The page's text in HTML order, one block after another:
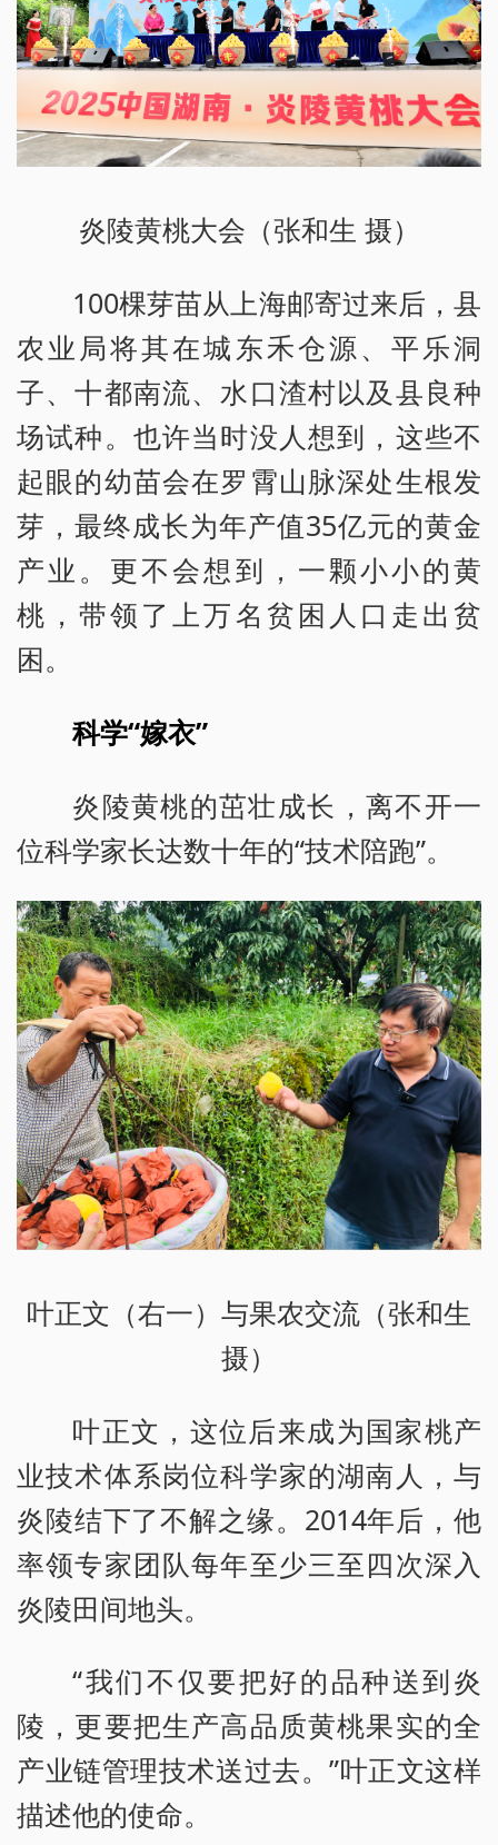
炎陵黄桃大会（张和生 摄）
100棵芽苗从上海邮寄过来后，县
农业局将其在城东禾仓源、平乐洞
子、十都南流、水口渣村以及县良种
场试种。也许当时没人想到，这些不
起眼的幼苗会在罗霄山脉深处生根发
芽，最终成长为年产值35亿元的黄金
产业。更不会想到，一颗小小的黄
桃，带领了上万名贫困人口走出贫
困。
科学“嫁衣”
炎陵黄桃的茁壮成长，离不开一
位科学家长达数十年的“技术陪跑”。
叶正文（右一）与果农交流（张和生
摄）
叶正文，这位后来成为国家桃产
业技术体系岗位科学家的湖南人，与
炎陵结下了不解之缘。2014年后，他
率领专家团队每年至少三至四次深入
炎陵田间地头。
“我们不仅要把好的品种送到炎
陵，更要把生产高品质黄桃果实的全
产业链管理技术送过去。”叶正文这样
描述他的使命。